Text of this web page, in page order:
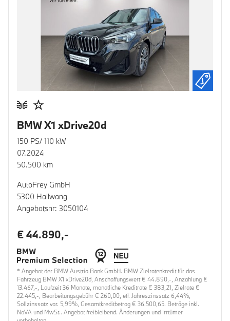
BMW X1 xDrive20d
150 PS/ 110 kW
07.2024
50.500 km
AutoFrey GmbH
5300 Hallwang
Angebotsnr: 3050104
€ 44.890,-
* Angebot der BMW Austria Bank GmbH. BMW Zielratenkredit für das
Fahrzeug BMW X1 xDrive20d, Anschaffungswert € 44.890,-, Anzahlung €
13.467,-, Laufzeit 36 Monate, monatliche Kreditrate € 383,21, Zielrate €
22.445,-, Bearbeitungsgebühr € 260,00, eff. Jahreszinssatz 6,44%,
Sollzinssatz var. 5,99%, Gesamtkreditbetrag € 36.500,65. Beträge inkl.
NoVA und MwSt.. Angebot freibleibend. Änderungen und Irrtümer